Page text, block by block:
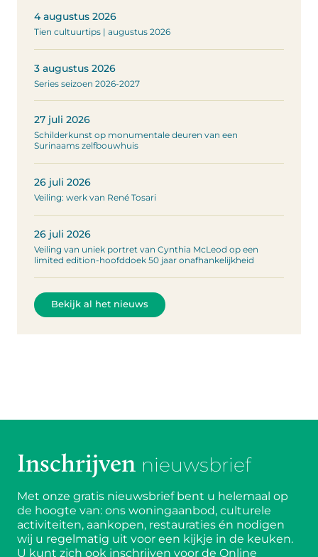
4 augustus 2026
Tien cultuurtips | augustus 2026
3 augustus 2026
Series seizoen 2026-2027
27 juli 2026
Schilderkunst op monumentale deuren van een
Surinaams zelfbouwhuis
26 juli 2026
Veiling: werk van René Tosari
26 juli 2026
Veiling van uniek portret van Cynthia McLeod op een
limited edition-hoofddoek 50 jaar onafhankelijkheid
Bekijk al het nieuws
Inschrijven nieuwsbrief
Met onze gratis nieuwsbrief bent u helemaal op
de hoogte van: ons woningaanbod, culturele
activiteiten, aankopen, restauraties én nodigen
wij u regelmatig uit voor een kijkje in de keuken.
U kunt zich ook inschrijven voor de Online